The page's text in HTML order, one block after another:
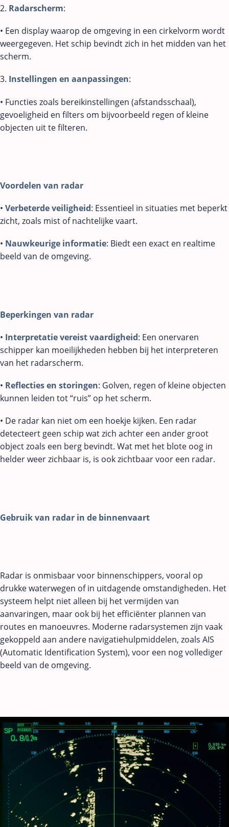
2. Radarscherm:
• Een display waarop de omgeving in een cirkelvorm wordt
weergegeven. Het schip bevindt zich in het midden van het
scherm.
3. Instellingen en aanpassingen:
• Functies zoals bereikinstellingen (afstandsschaal),
gevoeligheid en filters om bijvoorbeeld regen of kleine
objecten uit te filteren.
Voordelen van radar
• Verbeterde veiligheid: Essentieel in situaties met beperkt
zicht, zoals mist of nachtelijke vaart.
• Nauwkeurige informatie: Biedt een exact en realtime
beeld van de omgeving.
Beperkingen van radar
• Interpretatie vereist vaardigheid: Een onervaren
schipper kan moeilijkheden hebben bij het interpreteren
van het radarscherm.
• Reflecties en storingen: Golven, regen of kleine objecten
kunnen leiden tot “ruis” op het scherm.
• De radar kan niet om een hoekje kijken. Een radar
detecteert geen schip wat zich achter een ander groot
object zoals een berg bevindt. Wat met het blote oog in
helder weer zichbaar is, is ook zichtbaar voor een radar.
Gebruik van radar in de binnenvaart
Radar is onmisbaar voor binnenschippers, vooral op
drukke waterwegen of in uitdagende omstandigheden. Het
systeem helpt niet alleen bij het vermijden van
aanvaringen, maar ook bij het efficiënter plannen van
routes en manoeuvres. Moderne radarsystemen zijn vaak
gekoppeld aan andere navigatiehulpmiddelen, zoals AIS
(Automatic Identification System), voor een nog vollediger
beeld van de omgeving.